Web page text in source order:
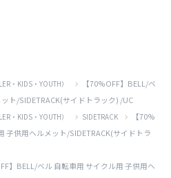
・KIDS・YOUTH）
【70%OFF】BELL/ベ
ト/SIDETRACK(サイドトラック) /UC
・KIDS・YOUTH） SIDETRACK
【70%
子供用ヘルメット/SIDETRACK(サイドトラ
】BELL/ベル 自転車用 サイクル用 子供用ヘ